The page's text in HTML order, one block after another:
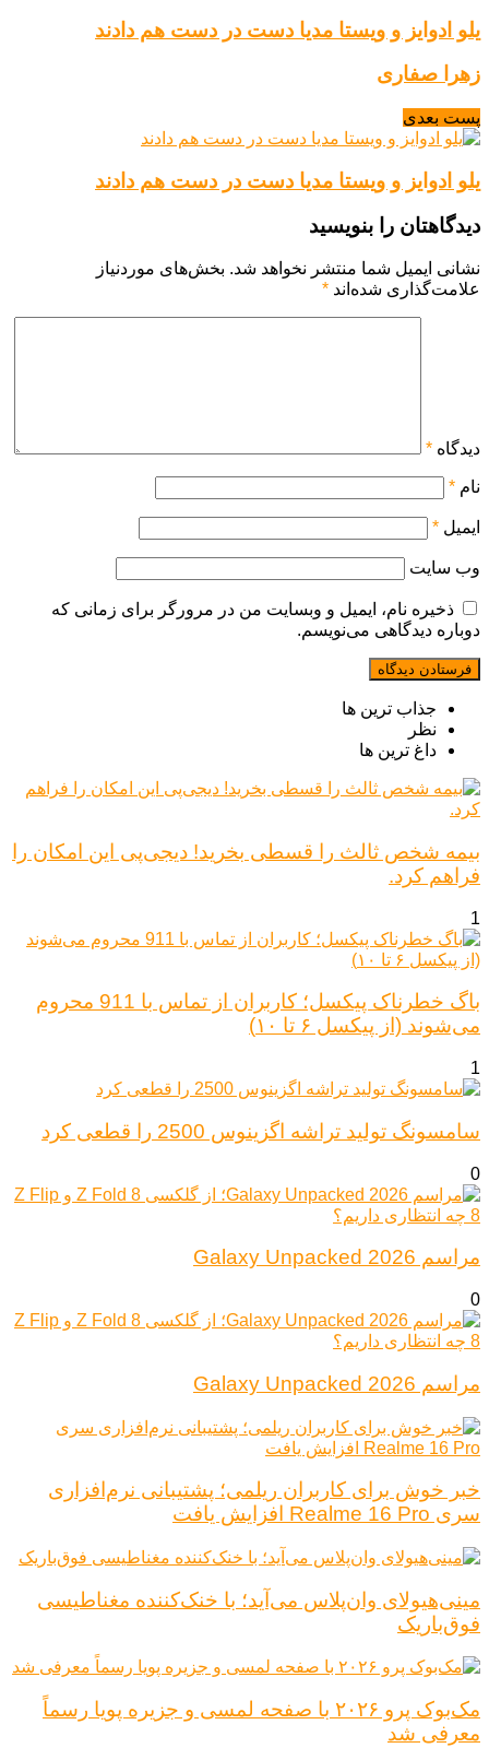
یلو ادوایز و ویستا مدیا دست در دست هم دادند
زهرا صفاری
پست بعدی
یلو ادوایز و ویستا مدیا دست در دست هم دادند
دیدگاهتان را بنویسید
نشانی ایمیل شما منتشر نخواهد شد. بخش‌های موردنیاز
علامت‌گذاری شده‌اند *
دیدگاه *
نام *
ایمیل *
وب‌ سایت
ذخیره نام، ایمیل و وبسایت من در مرورگر برای زمانی که
دوباره دیدگاهی می‌نویسم.
جذاب ترین ها
نظر
داغ ترین ها
بیمه شخص ثالث را قسطی بخرید! دیجی‌پی این امکان را
فراهم کرد.
1
باگ خطرناک پیکسل؛ کاربران از تماس با 911 محروم
می‌شوند (از پیکسل ۶ تا ۱۰)
1
سامسونگ تولید تراشه اگزینوس 2500 را قطعی کرد
0
مراسم Galaxy Unpacked 2026
0
مراسم Galaxy Unpacked 2026
خبر خوش برای کاربران ریلمی؛ پشتیبانی نرم‌افزاری
سری Realme 16 Pro افزایش یافت
مینی‌هیولای وان‌پلاس می‌آید؛ با خنک‌کننده مغناطیسی
فوق‌باریک
مک‌بوک پرو ۲۰۲۶ با صفحه لمسی و جزیره پویا رسماً
معرفی شد